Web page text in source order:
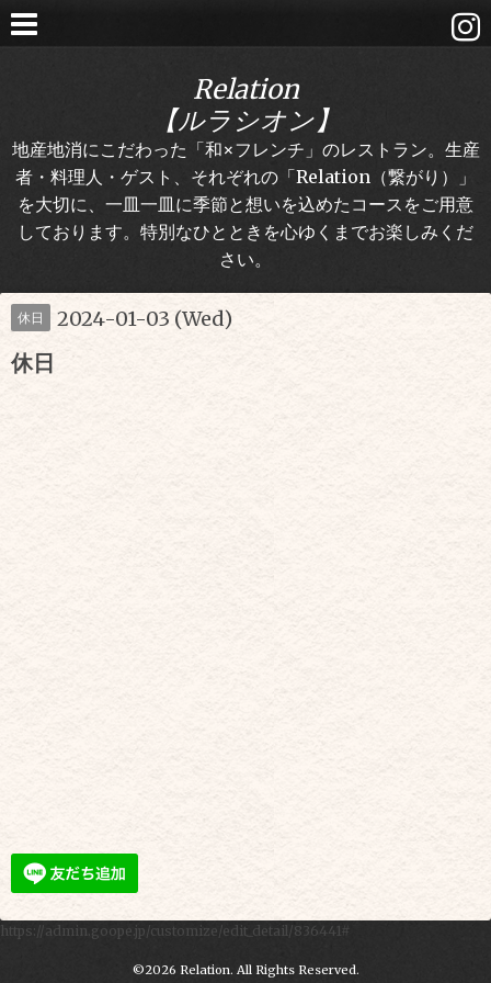
Relation
【ルラシオン】
地産地消にこだわった「和×フレンチ」のレストラン。生産
者・料理人・ゲスト、それぞれの「Relation（繋がり）」
を大切に、一皿一皿に季節と想いを込めたコースをご用意
しております。特別なひとときを心ゆくまでお楽しみくだ
さい。
休日 2024-01-03 (Wed)
休日
https://admin.goope.jp/customize/edit_detail/836441#
©2026 Relation. All Rights Reserved.